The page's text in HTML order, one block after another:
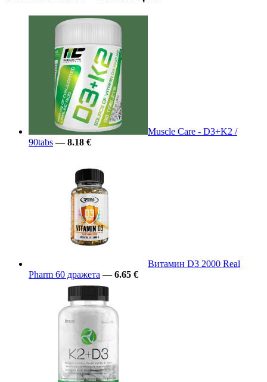
Muscle Care - D3+K2 /
90tabs — 8.18 €
Витамин D3 2000 Real
Pharm 60 дражета — 6.65 €